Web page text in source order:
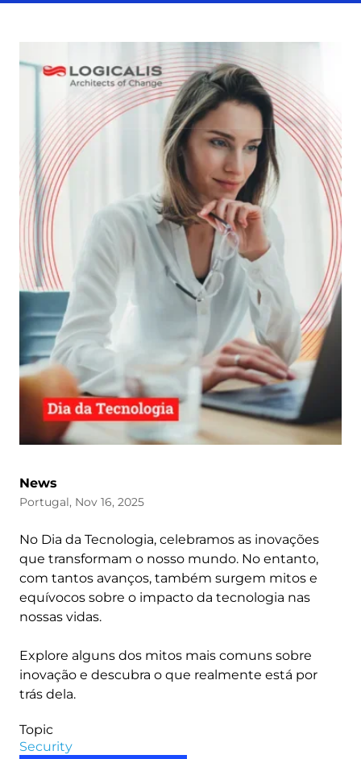
News
Portugal, Nov 16, 2025
No Dia da Tecnologia, celebramos as inovações
que transformam o nosso mundo. No entanto,
com tantos avanços, também surgem mitos e
equívocos sobre o impacto da tecnologia nas
nossas vidas.
Explore alguns dos mitos mais comuns sobre
inovação e descubra o que realmente está por
trás dela.
Topic
Security